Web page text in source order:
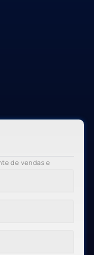
de vendas e